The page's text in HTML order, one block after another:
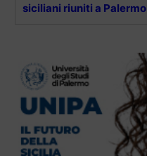
siciliani riuniti a Palermo